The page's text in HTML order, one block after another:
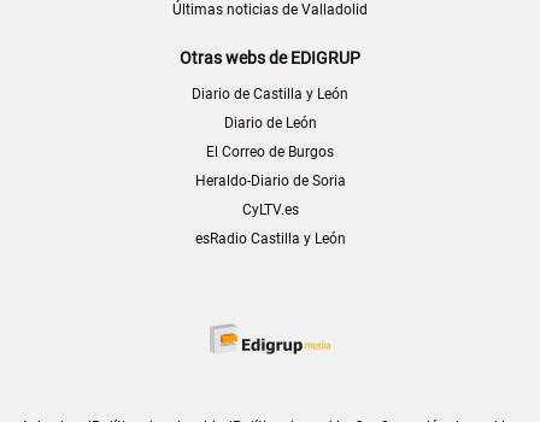
Últimas noticias de Valladolid
Otras webs de EDIGRUP
Diario de Castilla y León
Diario de León
El Correo de Burgos
Heraldo-Diario de Soria
CyLTV.es
esRadio Castilla y León